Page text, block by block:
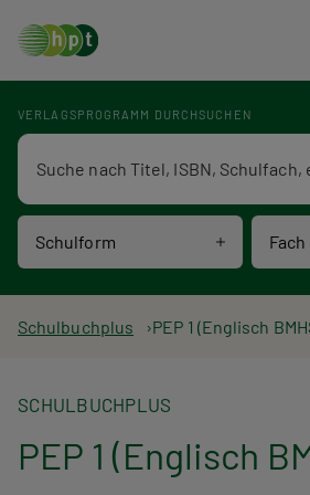
VERLAGSPROGRAMM DURCHSUCHEN
Schulform Fach
Verlagsprogramm Volltextsuche
P
a
d
Schulbuchplus PEP 1 (Englisch
SCHULBUCHPLUS
PEP 1 (Englisch